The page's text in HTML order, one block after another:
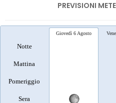
PREVISIONI
Notte
Mattina
Pomeriggio
Sera
Giovedì 6 Agosto